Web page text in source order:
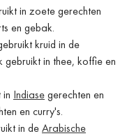
in zoete gerechten
en gebak.
kruid in de
gebruikt in thee, koffie en
Indiasegerechten en
en curry's.
in deArabische